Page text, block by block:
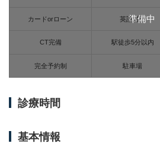
準備中
カードorローン 英語対応
CT完備 駅徒歩5分以内
完全予約制 駐車場
診療時間
基本情報